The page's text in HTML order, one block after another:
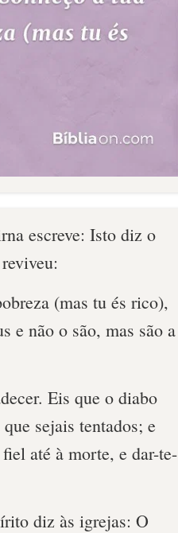
escreve: Isto diz o
(mas tu és rico),
e não o são, mas são a
Eis que o diabo
sejais tentados; e
até à morte, e dar-te-
diz às igrejas: O